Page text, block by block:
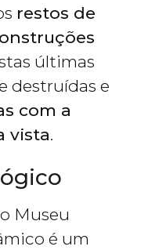
restos de
últimas
destruídas e
com a
vista.
Museu
é um